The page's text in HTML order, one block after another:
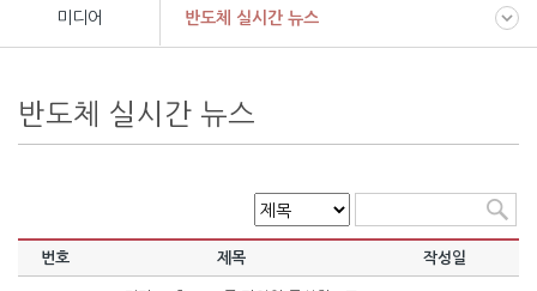
미디어 반도체 실시간 뉴스
반도체 실시간 뉴스
번호 제목 작성일